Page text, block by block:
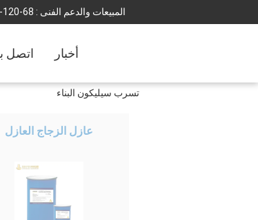
المبيعات والدعم الفنى : 2288
اتصل أخبار
تسرب سيليكون البناء
عازل الزجاج العازل